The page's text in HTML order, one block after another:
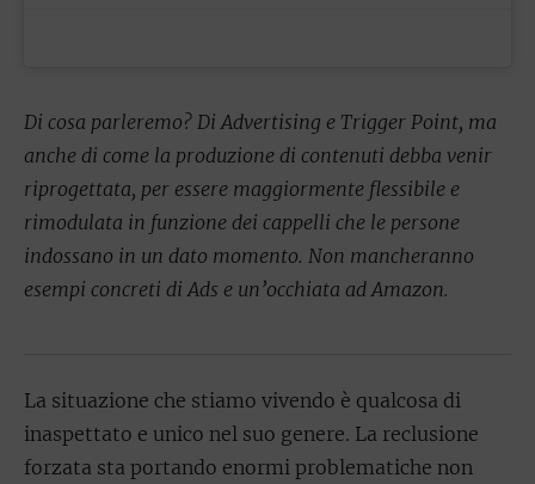
Di cosa parleremo? Di Advertising e Trigger Point, ma
anche di come la produzione di contenuti debba venir
riprogettata, per essere maggiormente flessibile e
rimodulata in funzione dei cappelli che le persone
indossano in un dato momento. Non mancheranno
esempi concreti di Ads e un’occhiata ad Amazon.
La situazione che stiamo vivendo è qualcosa di
inaspettato e unico nel suo genere. La reclusione
forzata sta portando enormi problematiche non